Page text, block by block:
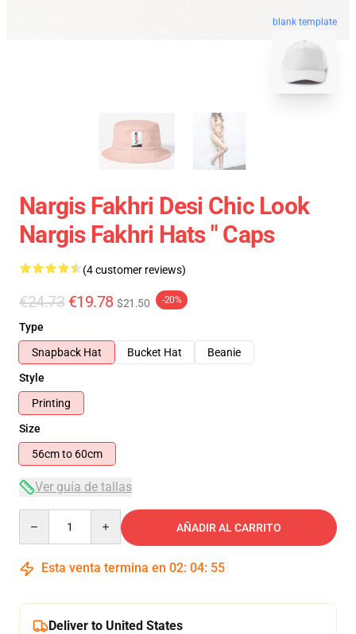
blank template
Nargis Fakhri Desi Chic Look
Nargis Fakhri Hats " Caps
(4 customer reviews)
€24.73 €19.78 $21.50 -20%
Type
Snapback Hat
Bucket Hat
Beanie
Style
Printing
Size
56cm to 60cm
Ver guía de tallas
AÑADIR AL CARRITO
Esta venta termina en 02: 04: 55
Deliver to United States